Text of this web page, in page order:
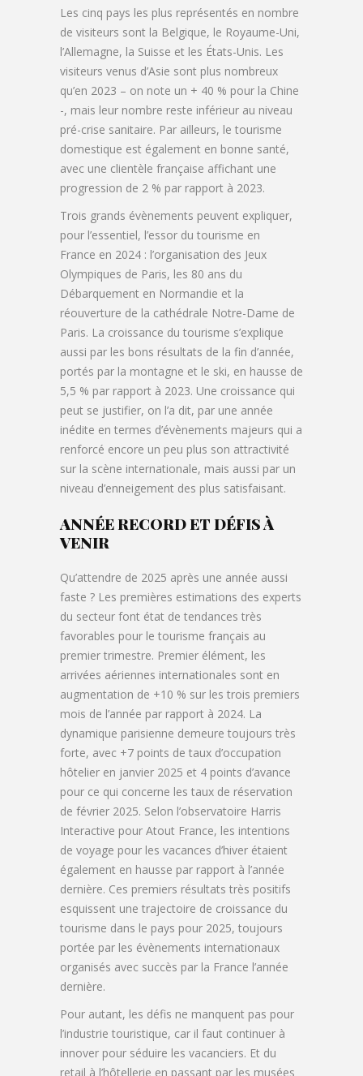
Les cinq pays les plus représentés en nombre
de visiteurs sont la Belgique, le Royaume-Uni,
l’Allemagne, la Suisse et les États-Unis. Les
visiteurs venus d’Asie sont plus nombreux
qu’en 2023 – on note un + 40 % pour la Chine
-, mais leur nombre reste inférieur au niveau
pré-crise sanitaire. Par ailleurs, le tourisme
domestique est également en bonne santé,
avec une clientèle française affichant une
progression de 2 % par rapport à 2023.
Trois grands évènements peuvent expliquer,
pour l’essentiel, l’essor du tourisme en
France en 2024 : l’organisation des Jeux
Olympiques de Paris, les 80 ans du
Débarquement en Normandie et la
réouverture de la cathédrale Notre-Dame de
Paris. La croissance du tourisme s’explique
aussi par les bons résultats de la fin d’année,
portés par la montagne et le ski, en hausse de
5,5 % par rapport à 2023. Une croissance qui
peut se justifier, on l’a dit, par une année
inédite en termes d’évènements majeurs qui a
renforcé encore un peu plus son attractivité
sur la scène internationale, mais aussi par un
niveau d’enneigement des plus satisfaisant.
ANNÉE RECORD ET DÉFIS À
VENIR
Qu’attendre de 2025 après une année aussi
faste ? Les premières estimations des experts
du secteur font état de tendances très
favorables pour le tourisme français au
premier trimestre. Premier élément, les
arrivées aériennes internationales sont en
augmentation de +10 % sur les trois premiers
mois de l’année par rapport à 2024. La
dynamique parisienne demeure toujours très
forte, avec +7 points de taux d’occupation
hôtelier en janvier 2025 et 4 points d’avance
pour ce qui concerne les taux de réservation
de février 2025. Selon l’observatoire Harris
Interactive pour Atout France, les intentions
de voyage pour les vacances d’hiver étaient
également en hausse par rapport à l’année
dernière. Ces premiers résultats très positifs
esquissent une trajectoire de croissance du
tourisme dans le pays pour 2025, toujours
portée par les évènements internationaux
organisés avec succès par la France l’année
dernière.
Pour autant, les défis ne manquent pas pour
l’industrie touristique, car il faut continuer à
innover pour séduire les vacanciers. Et du
retail à l’hôtellerie en passant par les musées